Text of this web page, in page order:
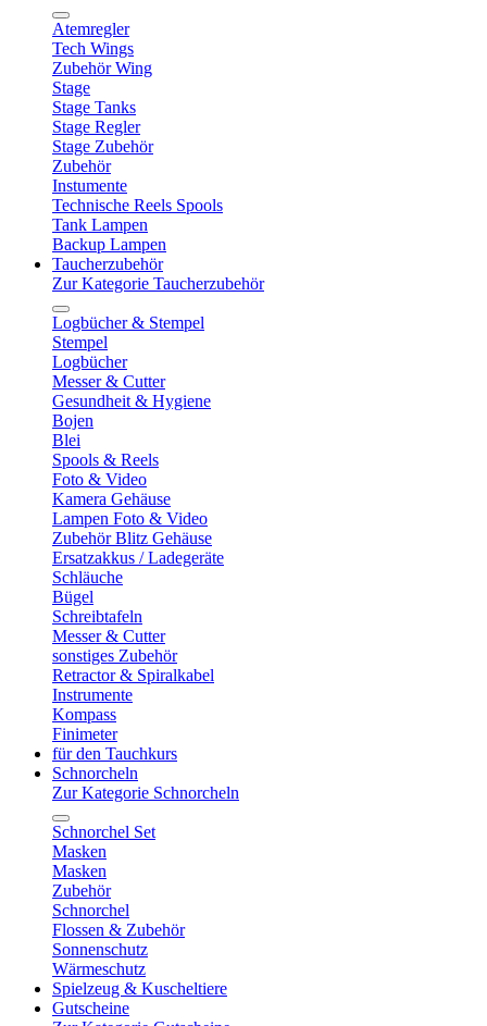
Atemregler
Tech Wings
Zubehör Wing
Stage
Stage Tanks
Stage Regler
Stage Zubehör
Zubehör
Instumente
Technische Reels Spools
Tank Lampen
Backup Lampen
Taucherzubehör
Zur Kategorie Taucherzubehör
Logbücher & Stempel
Stempel
Logbücher
Messer & Cutter
Gesundheit & Hygiene
Bojen
Blei
Spools & Reels
Foto & Video
Kamera Gehäuse
Lampen Foto & Video
Zubehör Blitz Gehäuse
Ersatzakkus / Ladegeräte
Schläuche
Bügel
Schreibtafeln
Messer & Cutter
sonstiges Zubehör
Retractor & Spiralkabel
Instrumente
Kompass
Finimeter
für den Tauchkurs
Schnorcheln
Zur Kategorie Schnorcheln
Schnorchel Set
Masken
Masken
Zubehör
Schnorchel
Flossen & Zubehör
Sonnenschutz
Wärmeschutz
Spielzeug & Kuscheltiere
Gutscheine